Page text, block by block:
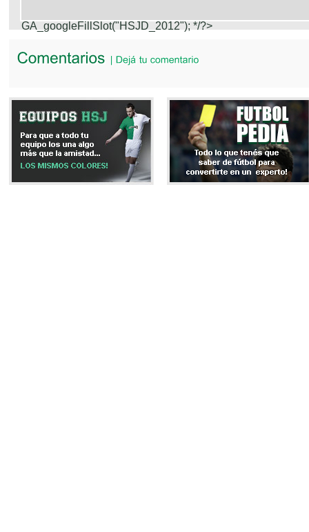
GA_googleFillSlot("HSJD_2012"); */?>